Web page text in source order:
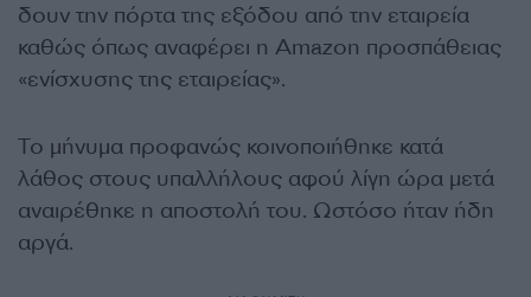
δουν την πόρτα της εξόδου από την εταιρεία
καθώς όπως αναφέρει η Amazon προσπάθειας
«ενίσχυσης της εταιρείας».
Το μήνυμα προφανώς κοινοποιήθηκε κατά
λάθος στους υπαλλήλους αφού λίγη ώρα μετά
αναιρέθηκε η αποστολή του. Ωστόσο ήταν ήδη
αργά.